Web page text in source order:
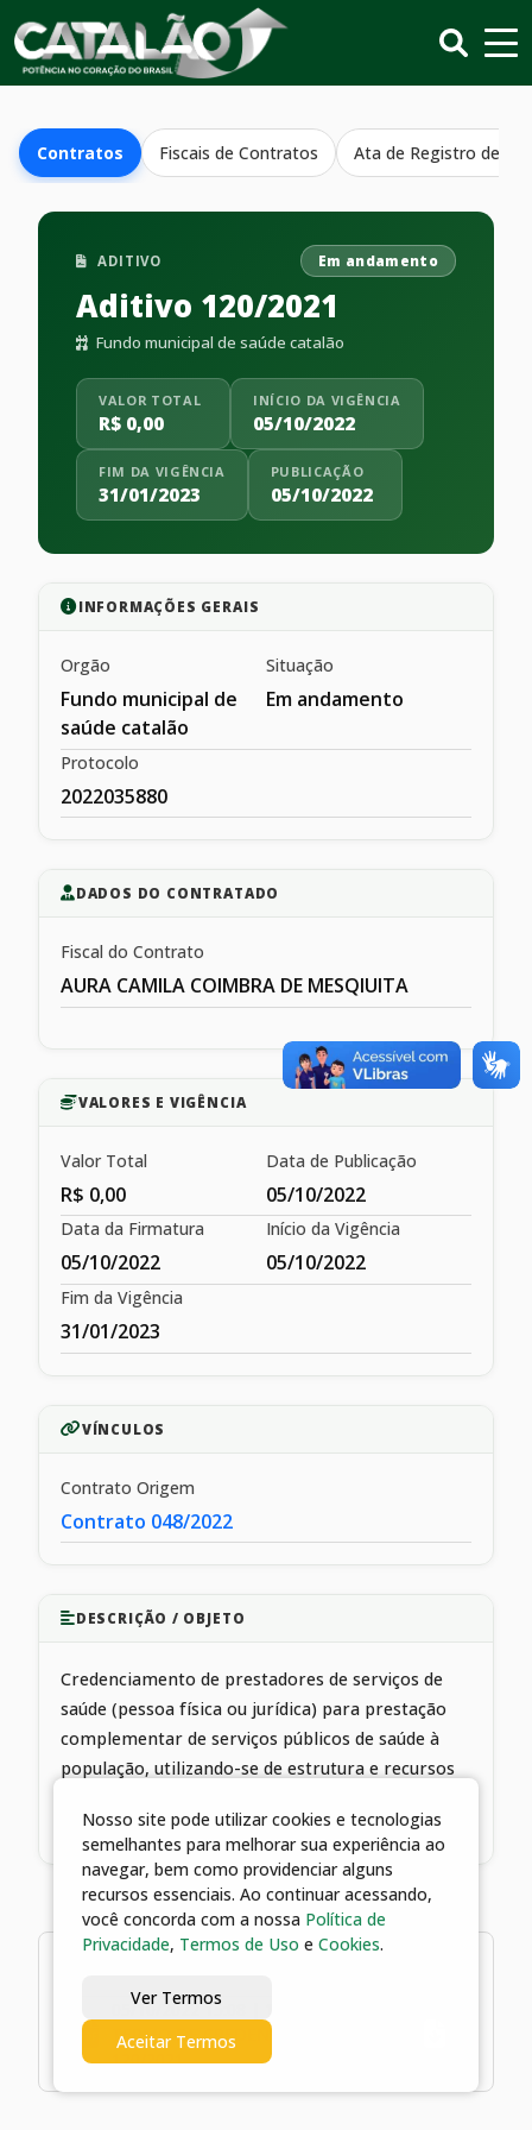
Contratos Fiscais de Contratos Ata de Registro de
ADITIVO Em andamento
Aditivo 120/2021
Fundo municipal de saúde catalão
VALOR TOTAL
R$ 0,00
INÍCIO DA VIGÊNCIA
05/10/2022
FIM DA VIGÊNCIA
31/01/2023
PUBLICAÇÃO
05/10/2022
INFORMAÇÕES GERAIS
Orgão
Fundo municipal de
saúde catalão
Situação
Em andamento
Protocolo
2022035880
DADOS DO CONTRATADO
Fiscal do Contrato
AURA CAMILA COIMBRA DE MESQIUITA
VALORES E VIGÊNCIA
Valor Total
R$ 0,00
Data de Publicação
05/10/2022
Data da Firmatura
05/10/2022
Início da Vigência
05/10/2022
Fim da Vigência
31/01/2023
VÍNCULOS
Contrato Origem
Contrato 048/2022
DESCRIÇÃO / OBJETO
Credenciamento de prestadores de serviços de
saúde (pessoa física ou jurídica) para prestação
complementar de serviços públicos de saúde à
população, utilizando-se de estrutura e recursos
do Fundo Municipal de Saúde de Catalão-GO
05/10/2022 15:08 | 1º ADITIVO AO
TERMO DE CREDENCIAMENTO Nº
120/2021
Nosso site pode utilizar cookies e tecnologias
semelhantes para melhorar sua experiência ao
navegar, bem como providenciar alguns
recursos essenciais. Ao continuar acessando,
você concorda com a nossa Política de
Privacidade, Termos de Uso e Cookies.
Ver Termos
Aceitar Termos